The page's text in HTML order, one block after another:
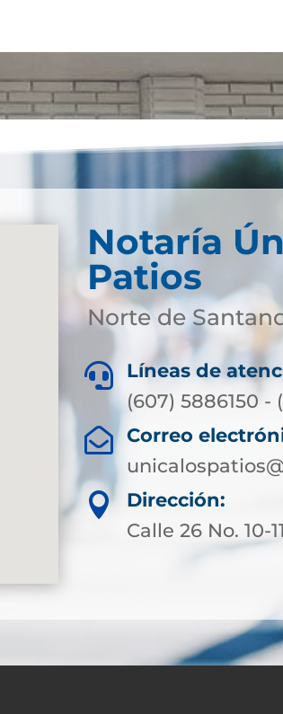
Notaría
Patios
Norte de

Líneas de
(607) 5886150 -

Correo

Dirección:
Calle 26 No. 10-